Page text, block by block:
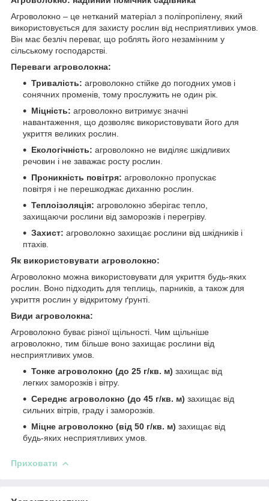
Агроволокно – це нетканий матеріал з поліпропілену, який
використовується для захисту рослин від несприятливих умов.
Він має безліч переваг, що роблять його незамінним у
сільському господарстві.
Переваги агроволокна:
Тривалість: агроволокно стійке до погодних умов і
сонячних променів, тому прослужить не один рік.
Міцність: агроволокно витримує значні
навантаження, що дозволяє використовувати його для
укриття великих рослин.
Екологічність: агроволокно не виділяє шкідливих
речовин і не заважає росту рослин.
Проникність повітря: агроволокно пропускає
повітря і не перешкоджає диханню рослин.
Теплоізоляція: агроволокно зберігає тепло,
захищаючи рослини від заморозків і перегріву.
Захист: агроволокно захищає рослини від шкідників і
птахів.
Як використовувати агроволокно:
Агроволокно можна використовувати для укриття будь-яких
рослин. Воно підходить для теплиць, парників, а також для
укриття рослин у відкритому ґрунті.
Види агроволокна:
Агроволокно буває різної щільності. Чим щільніше
агроволокно, тим більше воно захищає рослини від
несприятливих умов.
Тонке агроволокно (до 25 г/кв. м) захищає від
легких заморозків і вітру.
Середнє агроволокно (до 45 г/кв. м) захищає від
сильних вітрів, граду і заморозків.
Міцне агроволокно (від 50 г/кв. м) захищає від
будь-яких несприятливих умов.
Приховати